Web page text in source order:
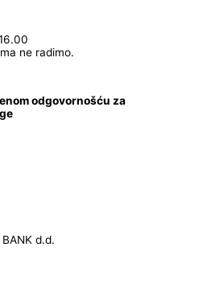
ne radimo.
odgovornošću za
BANK d.d.